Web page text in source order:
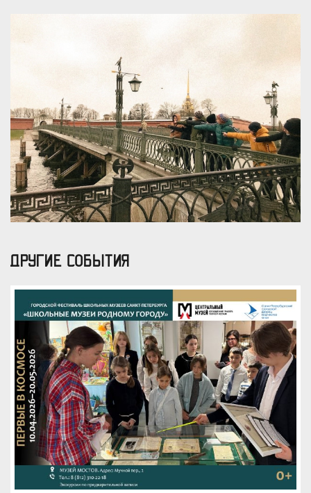
ДРУГИЕ СОБЫТИЯ